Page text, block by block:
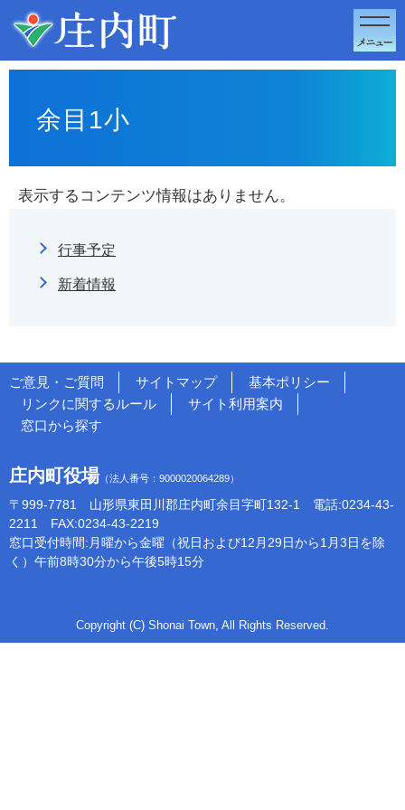
このページの本文へ移動
余目1小
表示するコンテンツ情報はありません。
行事予定
新着情報
ご意見・ご質問 サイトマップ
基本ポリシー
リンクに関するルール
サイト利用案内
窓口から探す
庄内町役場（法人番号：9000020064289）
〒999-7781 山形県東田川郡庄内町余目字町132-1 電話:0234-43-
2211 FAX:0234-43-2219
窓口受付時間:月曜から金曜（祝日および12月29日から1月3日を除
く）午前8時30分から午後5時15分
Copyright (C) Shonai Town, All Rights Reserved.